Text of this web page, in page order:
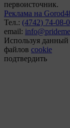
первоисточник.
Реклама на
Тел.: (4742) 74-08-
email:
Используя данный
файлов cookie
подтвердить